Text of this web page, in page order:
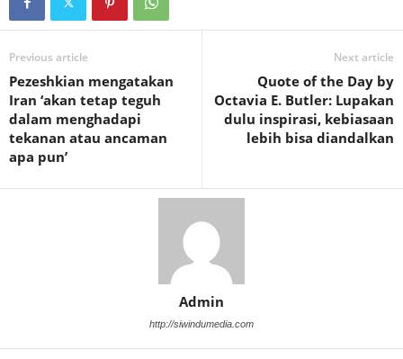
Previous article
Pezeshkian mengatakan
Iran ‘akan tetap teguh
dalam menghadapi
tekanan atau ancaman
apa pun’
Next article
Quote of the Day by
Octavia E. Butler: Lupakan
dulu inspirasi, kebiasaan
lebih bisa diandalkan
Admin
http://siwindumedia.com